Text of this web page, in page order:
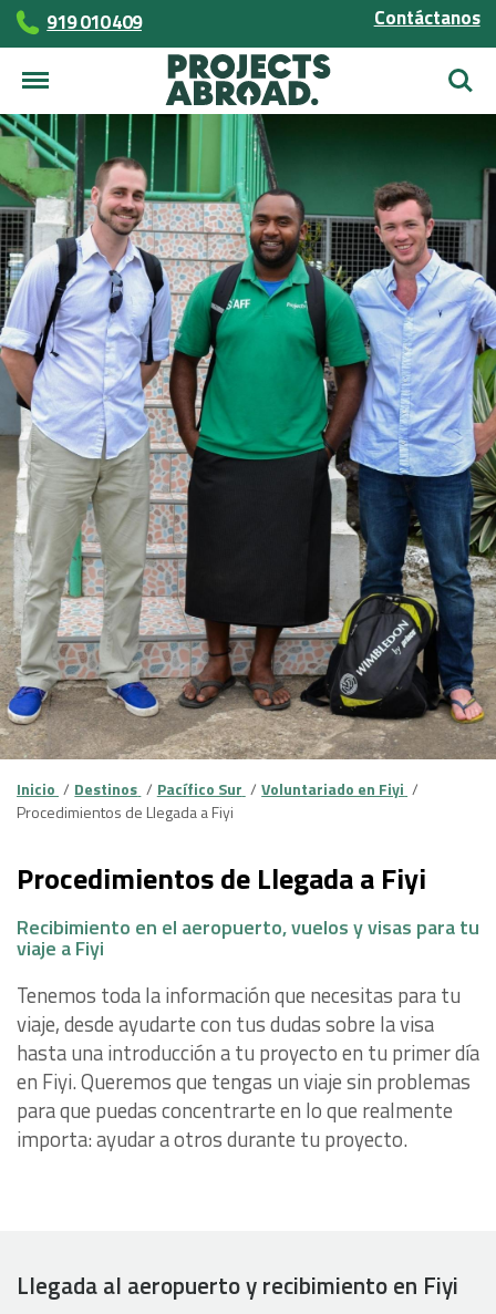
919 010 409 Contáctanos
Inicio Destinos Pacífico Sur
Voluntariado en Fiyi
Procedimientos de Llegada a Fiyi
Procedimientos de Llegada a Fiyi
Recibimiento en el aeropuerto, vuelos y visas para tu
viaje a Fiyi
Tenemos toda la información que necesitas para tu
viaje, desde ayudarte con tus dudas sobre la visa
hasta una introducción a tu proyecto en tu primer día
en Fiyi. Queremos que tengas un viaje sin problemas
para que puedas concentrarte en lo que realmente
importa: ayudar a otros durante tu proyecto.
Llegada al aeropuerto y recibimiento en Fiyi